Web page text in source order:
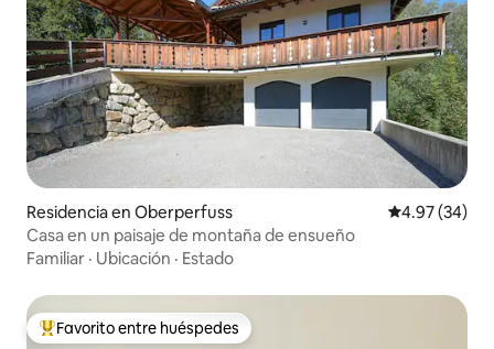
Residencia en Oberperfuss Calificación
4.97 (34)
Casa en un paisaje de montaña de ensueño
Familiar · Ubicación · Estado
De los mejores en Favorito entre huéspedes
Favorito entre huéspedes